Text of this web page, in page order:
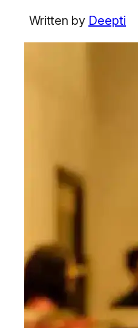
Written by Deepti